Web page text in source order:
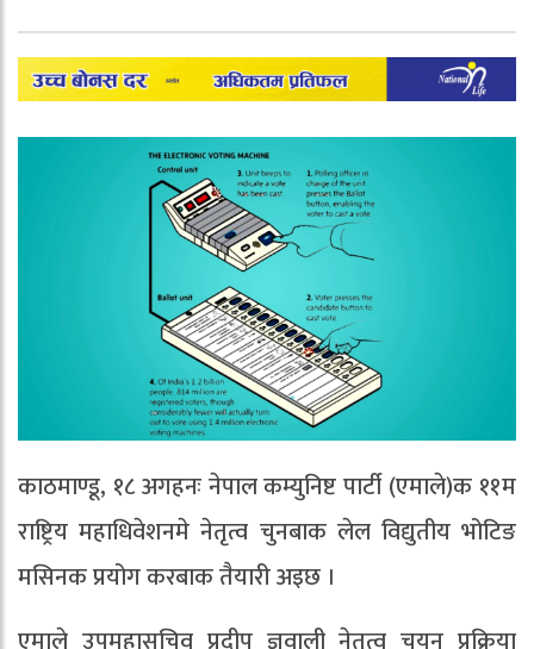
काठमाण्डू, १८ अगहनः नेपाल कम्युनिष्ट पार्टी (एमाले)क ११म
राष्ट्रिय महाधिवेशनमे नेतृत्व चुनबाक लेल विद्युतीय भोटिङ
मसिनक प्रयोग करबाक तैयारी अइछ ।